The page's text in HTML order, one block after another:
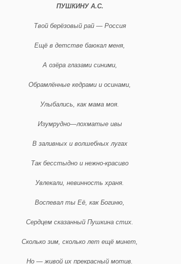
ПУШКИНУ А.С.
Твой берёзовый рай — Россия
Ещё в детстве баюкал меня,
А озёра глазами синими,
Обрамлённые кедрами и осинами,
Улыбались, как мама моя.
Изумрудно—лохматые ивы
В заливных и волшебных лугах
Так бесстыдно и нежно-красиво
Увлекали, невинность храня.
Воспевал ты Её, как Богиню,
Сердцем сказанный Пушкина стих.
Сколько зим, сколько лет ещё минет,
Но — живой их прекрасный мотив.